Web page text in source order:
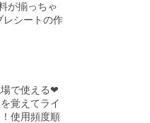
が揃っちゃ
レシートの作
で使える❤
を覚えてライ
使用頻度順